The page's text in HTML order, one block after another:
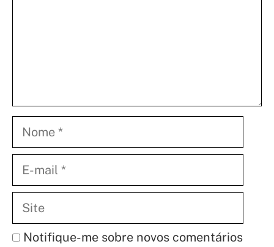
mail
Notifique-me sobre novos comentários